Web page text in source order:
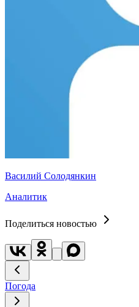
Василий Солодянкин
Аналитик
Поделиться новостью
Погода